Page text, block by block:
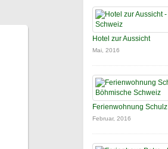
Hotel zur Aussicht
Mai, 2016
Ferienwohnung Schulz
Februar, 2016